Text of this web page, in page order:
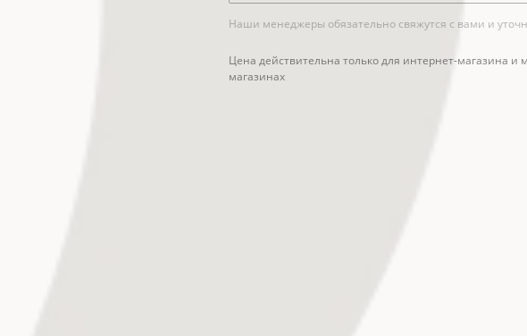
Наши менеджеры обязательно свяжутся с вами и
Цена действительна только для интернет-магазина и
магазинах